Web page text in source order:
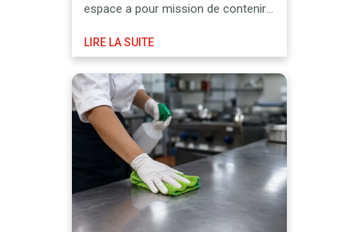
espace a pour mission de contenir
nécessaires au fonctionnement de
l’établissement, ce qui fait de l’ordre
une exigence indispensable. Tous
les aliments n’ont pas la même date
de péremption et ne nécessitent
pas tous …
LIRE LA SUITE